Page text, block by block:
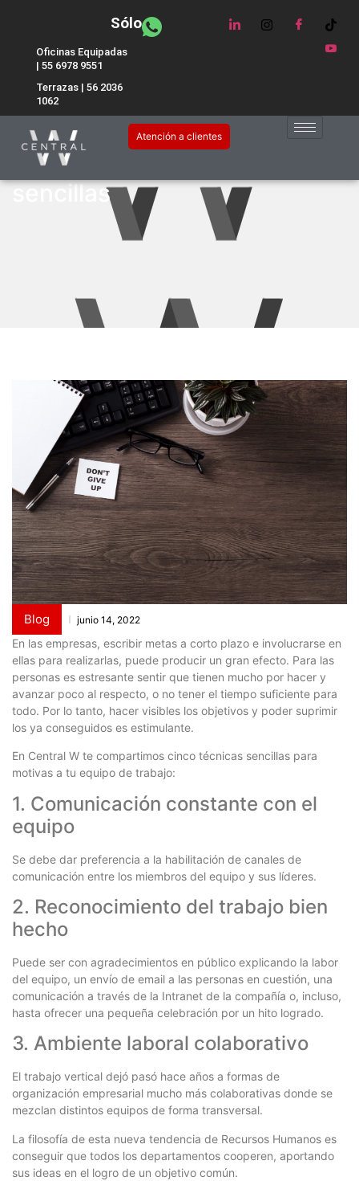
Sólo
Oficinas Equipadas
| 55 6978 9551
Terrazas | 56 2036
1062
Atención a clientes
Motiva a tu equipo de
trabajo: cinco técnicas
sencillas ​
Blog junio 14, 2022
En las empresas, escribir metas a corto plazo e involucrarse en
ellas para realizarlas, puede producir un gran efecto. Para las
personas es estresante sentir que tienen mucho por hacer y
avanzar poco al respecto, o no tener el tiempo suficiente para
todo. Por lo tanto, hacer visibles los objetivos y poder suprimir
los ya conseguidos es estimulante.
En Central W te compartimos cinco técnicas sencillas para
motivas a tu equipo de trabajo:
1. Comunicación constante con el
equipo
Se debe dar preferencia a la habilitación de canales de
comunicación entre los miembros del equipo y sus líderes.
2. Reconocimiento del trabajo bien
hecho
Puede ser con agradecimientos en público explicando la labor
del equipo, un envío de email a las personas en cuestión, una
comunicación a través de la Intranet de la compañía o, incluso,
hasta ofrecer una pequeña celebración por un hito logrado.
3. Ambiente laboral colaborativo
El trabajo vertical dejó pasó hace años a formas de
organización empresarial mucho más colaborativas donde se
mezclan distintos equipos de forma transversal.
La filosofía de esta nueva tendencia de Recursos Humanos es
conseguir que todos los departamentos cooperen, aportando
sus ideas en el logro de un objetivo común.